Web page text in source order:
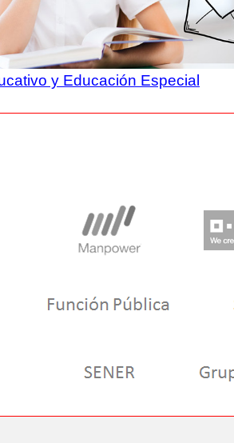
y Educación Especial